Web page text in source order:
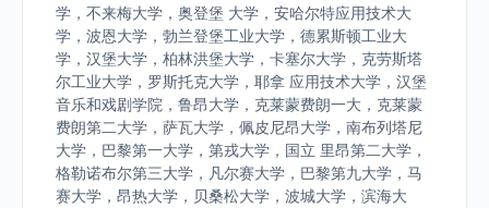
学，不来梅大学，奥登堡 大学，安哈尔特应用技术大
学，波恩大学，勃兰登堡工业大学，德累斯顿工业大
学，汉堡大学，柏林洪堡大学，卡塞尔大学，克劳斯塔
尔工业大学，罗斯托克大学，耶拿 应用技术大学，汉堡
音乐和戏剧学院，鲁昂大学，克莱蒙费朗一大，克莱蒙
费朗第二大学，萨瓦大学，佩皮尼昂大学，南布列塔尼
大学，巴黎第一大学，第戎大学，国立 里昂第二大学，
格勒诺布尔第三大学，凡尔赛大学，巴黎第九大学，马
赛大学，昂热大学，贝桑松大学，波城大学，滨海大